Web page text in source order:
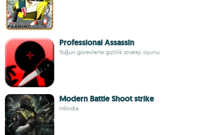
Professional Assassin
Yoğun görevlerle gizlilik strateji oyunu
Modern Battle Shoot strike
mlindia